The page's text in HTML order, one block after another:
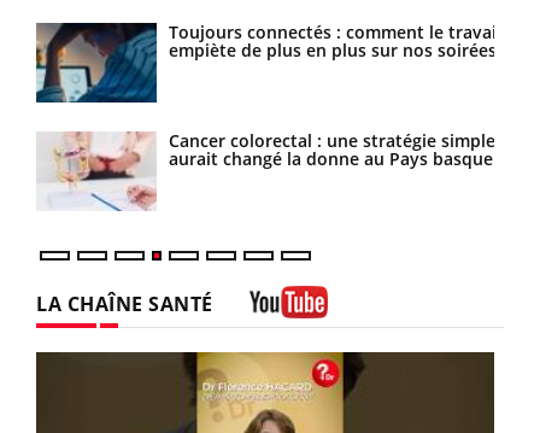
Toujours connectés : comment le travail
empiète de plus en plus sur nos soirées
Cancer colorectal : une stratégie simple
aurait changé la donne au Pays basque
LA CHAÎNE SANTÉ